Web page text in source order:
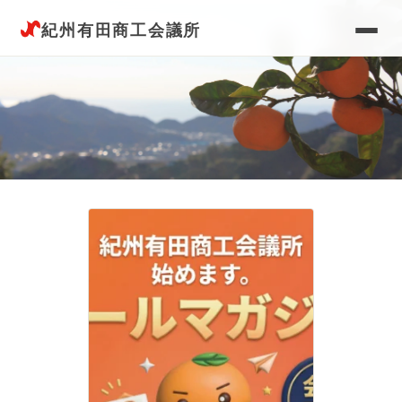
紀州有田商工会議所